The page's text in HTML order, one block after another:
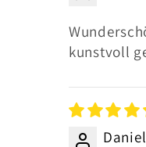
kunstvoll